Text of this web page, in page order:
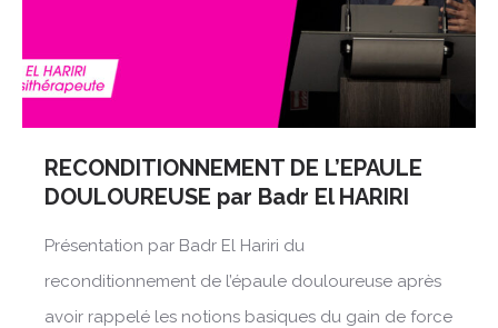
RECONDITIONNEMENT DE L’EPAULE
DOULOUREUSE par Badr El HARIRI
Présentation par Badr El Hariri du
reconditionnement de l’épaule douloureuse après
avoir rappelé les notions basiques du gain de force